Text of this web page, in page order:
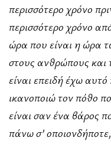
περισσότερο χρόνο
περισσότερο χρόνο
ώρα που είναι η ώρα
στους ανθρώπους και
είναι επειδή έχω
ικανοποιώ τον πόθο
είναι σαν ένα βάρος
πάνω σ’